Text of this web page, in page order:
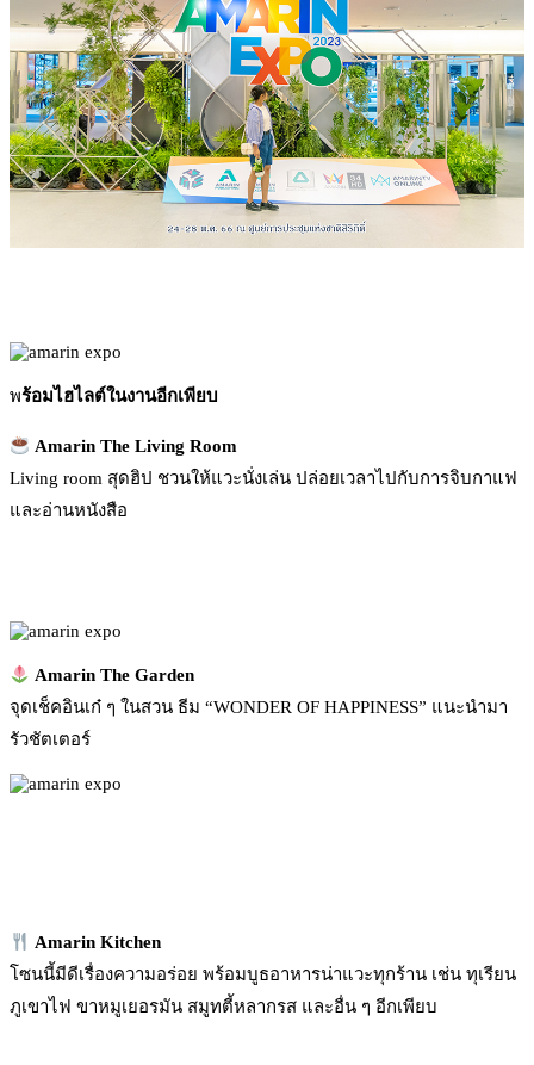
พร้อมไฮไลต์ในงานอีกเพียบ
Amarin The Living Room
Living room สุดฮิป ชวนให้แวะนั่งเล่น ปล่อยเวลาไปกับการจิบกาแฟ
และอ่านหนังสือ
Amarin The Garden
จุดเช็คอินเก๋ ๆ ในสวน ธีม “WONDER OF HAPPINESS” แนะนำมา
รัวชัตเตอร์
Amarin Kitchen
โซนนี้มีดีเรื่องความอร่อย พร้อมบูธอาหารน่าแวะทุกร้าน เช่น ทุเรียน
ภูเขาไฟ ขาหมูเยอรมัน สมูทตี้หลากรส และอื่น ๆ อีกเพียบ